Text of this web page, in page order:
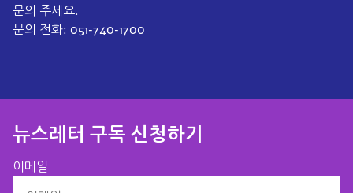
문의 주세요.
문의 전화: 051-740-1700
뉴스레터 구독 신청하기​
이메일